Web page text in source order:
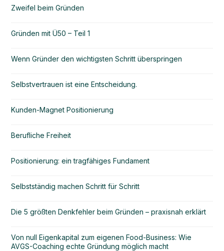
Zweifel beim Gründen
Gründen mit Ü50 – Teil 1
Wenn Gründer den wichtigsten Schritt überspringen
Selbstvertrauen ist eine Entscheidung.
Kunden-Magnet Positionierung
Berufliche Freiheit
Positionierung: ein tragfähiges Fundament
Selbstständig machen Schritt für Schritt
Die 5 größten Denkfehler beim Gründen – praxisnah erklärt
Von null Eigenkapital zum eigenen Food-Business: Wie
AVGS-Coaching echte Gründung möglich macht